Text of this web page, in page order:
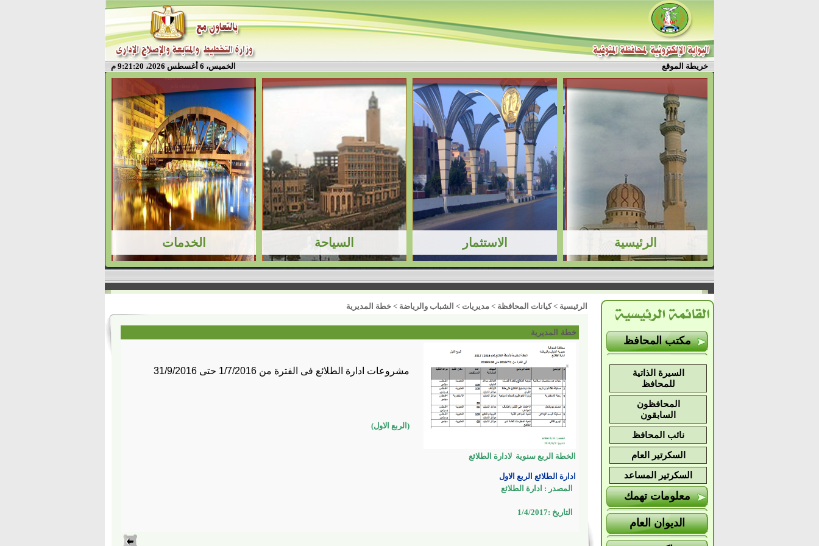
خريطة الموقع الخميس، 6 أغسطس 2026، 9:21:20 م
مكتب المحافظ
السيرة الذاتية
للمحافظ
المحافظون
السابقون
نائب المحافظ
السكرتير العام
السكرتير المساعد
معلومات تهمك
الديوان العام
الرئيسية >كيانات المحافظة > مديريات > الشباب والرياضة > خطة المديرية
خطة المديرية
مشروعات ادارة الطلائع فى الفترة من 1/7/2016 حتى 31/9/2016
(الربع الاول)
الخطة الربع سنوية لادارة الطلائع
ادارة الطلائع الربع الاول
المصدر : ادارة الطلائع
التاريخ :1/4/2017